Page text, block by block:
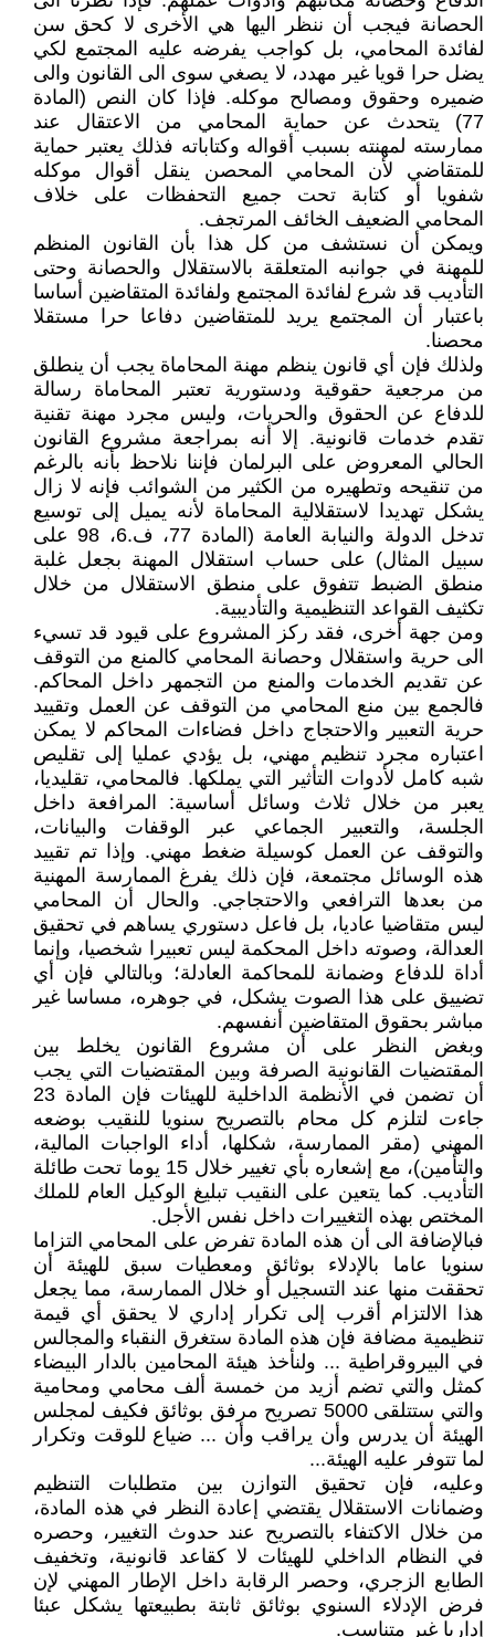
الحصانة فيجب أن ننظر اليها هي الأخرى لا كحق سن
لفائدة المحامي، بل كواجب يفرضه عليه المجتمع لكي
يضل حرا قويا غير مهدد، لا يصغي سوى الى القانون والى
ضميره وحقوق ومصالح موكله. فإذا كان النص (المادة
77) يتحدث عن حماية المحامي من الاعتقال عند
ممارسته لمهنته بسبب أقواله وكتاباته فذلك يعتبر حماية
للمتقاضي لأن المحامي المحصن ينقل أقوال موكله
شفويا أو كتابة تحت جميع التحفظات على خلاف
المحامي الضعيف الخائف المرتجف.
ويمكن أن نستشف من كل هذا بأن القانون المنظم
للمهنة في جوانبه المتعلقة بالاستقلال والحصانة وحتى
التأديب قد شرع لفائدة المجتمع ولفائدة المتقاضين أساسا
باعتبار أن المجتمع يريد للمتقاضين دفاعا حرا مستقلا
محصنا.
ولذلك فإن أي قانون ينظم مهنة المحاماة يجب أن ينطلق
من مرجعية حقوقية ودستورية تعتبر المحاماة رسالة
للدفاع عن الحقوق والحريات، وليس مجرد مهنة تقنية
تقدم خدمات قانونية. إلا أنه بمراجعة مشروع القانون
الحالي المعروض على البرلمان فإننا نلاحظ بأنه بالرغم
من تنقيحه وتطهيره من الكثير من الشوائب فإنه لا زال
يشكل تهديدا لاستقلالية المحاماة لأنه يميل إلى توسيع
تدخل الدولة والنيابة العامة (المادة 77، ف.6، 98 على
سبيل المثال) على حساب استقلال المهنة بجعل غلبة
منطق الضبط تتفوق على منطق الاستقلال من خلال
تكثيف القواعد التنظيمية والتأديبية.
ومن جهة أخرى، فقد ركز المشروع على قيود قد تسيء
الى حرية واستقلال وحصانة المحامي كالمنع من التوقف
عن تقديم الخدمات والمنع من التجمهر داخل المحاكم.
فالجمع بين منع المحامي من التوقف عن العمل وتقييد
حرية التعبير والاحتجاج داخل فضاءات المحاكم لا يمكن
اعتباره مجرد تنظيم مهني، بل يؤدي عمليا إلى تقليص
شبه كامل لأدوات التأثير التي يملكها. فالمحامي، تقليديا،
يعبر من خلال ثلاث وسائل أساسية: المرافعة داخل
الجلسة، والتعبير الجماعي عبر الوقفات والبيانات،
والتوقف عن العمل كوسيلة ضغط مهني. وإذا تم تقييد
هذه الوسائل مجتمعة، فإن ذلك يفرغ الممارسة المهنية
من بعدها الترافعي والاحتجاجي. والحال أن المحامي
ليس متقاضيا عاديا، بل فاعل دستوري يساهم في تحقيق
العدالة، وصوته داخل المحكمة ليس تعبيرا شخصيا، وإنما
أداة للدفاع وضمانة للمحاكمة العادلة؛ وبالتالي فإن أي
تضييق على هذا الصوت يشكل، في جوهره، مساسا غير
مباشر بحقوق المتقاضين أنفسهم.
وبغض النظر على أن مشروع القانون يخلط بين
المقتضيات القانونية الصرفة وبين المقتضيات التي يجب
أن تضمن في الأنظمة الداخلية للهيئات فإن المادة 23
جاءت لتلزم كل محام بالتصريح سنويا للنقيب بوضعه
المهني (مقر الممارسة، شكلها، أداء الواجبات المالية،
والتأمين)، مع إشعاره بأي تغيير خلال 15 يوما تحت طائلة
التأديب. كما يتعين على النقيب تبليغ الوكيل العام للملك
المختص بهذه التغييرات داخل نفس الأجل.
فبالإضافة الى أن هذه المادة تفرض على المحامي التزاما
سنويا عاما بالإدلاء بوثائق ومعطيات سبق للهيئة أن
تحققت منها عند التسجيل أو خلال الممارسة، مما يجعل
هذا الالتزام أقرب إلى تكرار إداري لا يحقق أي قيمة
تنظيمية مضافة فإن هذه المادة ستغرق النقباء والمجالس
في البيروقراطية ... ولنأخذ هيئة المحامين بالدار البيضاء
كمثل والتي تضم أزيد من خمسة ألف محامي ومحامية
والتي ستتلقى 5000 تصريح مرفق بوثائق فكيف لمجلس
الهيئة أن يدرس وأن يراقب وأن ... ضياع للوقت وتكرار
لما تتوفر عليه الهيئة...
وعليه، فإن تحقيق التوازن بين متطلبات التنظيم
وضمانات الاستقلال يقتضي إعادة النظر في هذه المادة،
من خلال الاكتفاء بالتصريح عند حدوث التغيير، وحصره
في النظام الداخلي للهيئات لا كقاعد قانونية، وتخفيف
الطابع الزجري، وحصر الرقابة داخل الإطار المهني لإن
فرض الإدلاء السنوي بوثائق ثابتة بطبيعتها يشكل عبئا
إداريا غير متناسب.